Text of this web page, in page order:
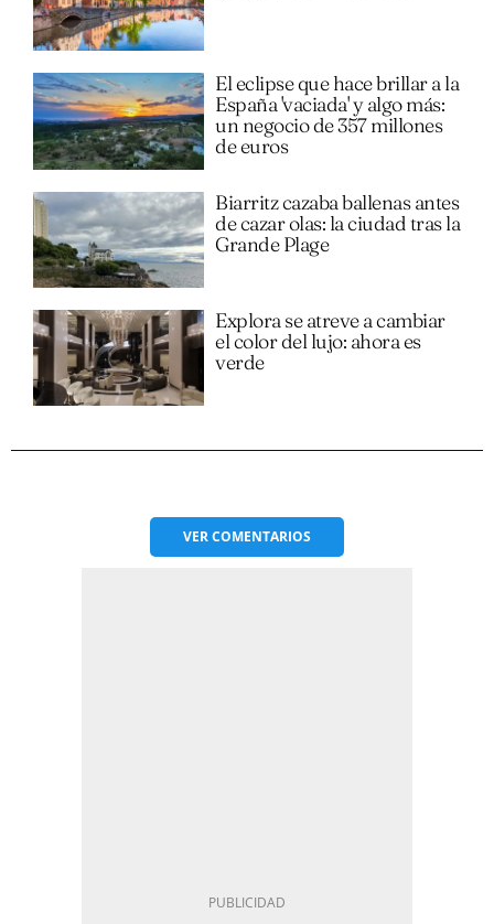
El eclipse que hace brillar a la
España 'vaciada' y algo más:
un negocio de 357 millones
de euros
Biarritz cazaba ballenas antes
de cazar olas: la ciudad tras la
Grande Plage
Explora se atreve a cambiar
el color del lujo: ahora es
verde
VERCOMENTARIOS